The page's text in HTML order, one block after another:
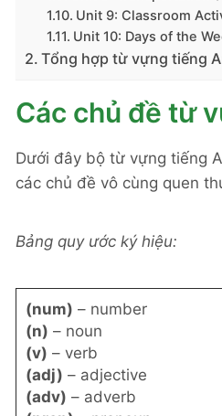
Unit 9: Classroom
Unit 10: Days of the
Tổng hợp từ vựng tiếng
Các chủ đề từ
Dưới đây bộ từ vựng tiếng
các chủ đề vô cùng quen
Bảng quy ước ký hiệu:
(num) – number
(n) – noun
(v) – verb
(adj) – adjective
(adv) – adverb